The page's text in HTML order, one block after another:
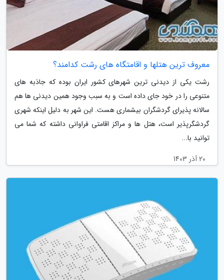
معروف ترین هتلها و اقامتگاه های رشت کدامند؟
رشت یکی از دیدنی ترین شهرهای کشور ایران بوده که جاذبه های
متنوعی را در خود جای داده است و به سبب وجود همین دیدنی ها هم
سالانه پذیرای گردشگران بیشماری هست. این شهر به دلیل اینکه شهری
گردشگرپذیر است، هتل ها و مراکز اقامتی فراوانی داشته که شما می
توانید با...
20 آذر 1403